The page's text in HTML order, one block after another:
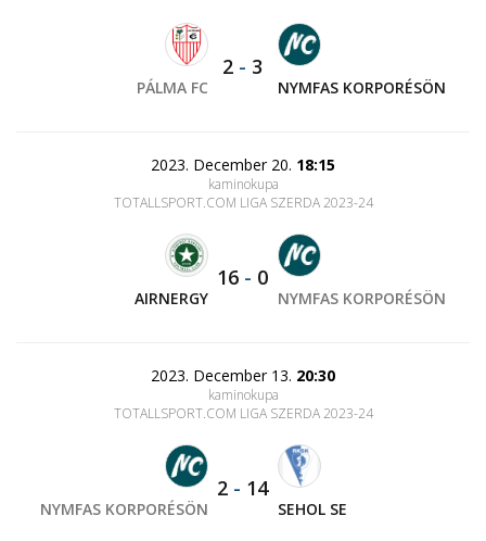
PÁLMA FC
2 - 3
NYMFAS KORPORÉSÖN
2023. December 20. 18:15
kaminokupa
TOTALLSPORT.COM LIGA SZERDA 2023-24
AIRNERGY
16 - 0
NYMFAS KORPORÉSÖN
2023. December 13. 20:30
kaminokupa
TOTALLSPORT.COM LIGA SZERDA 2023-24
NYMFAS KORPORÉSÖN
2 - 14
SEHOL SE